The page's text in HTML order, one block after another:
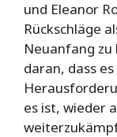
und Eleanor
Rückschläge
Neuanfang
daran, dass
es ist, wieder